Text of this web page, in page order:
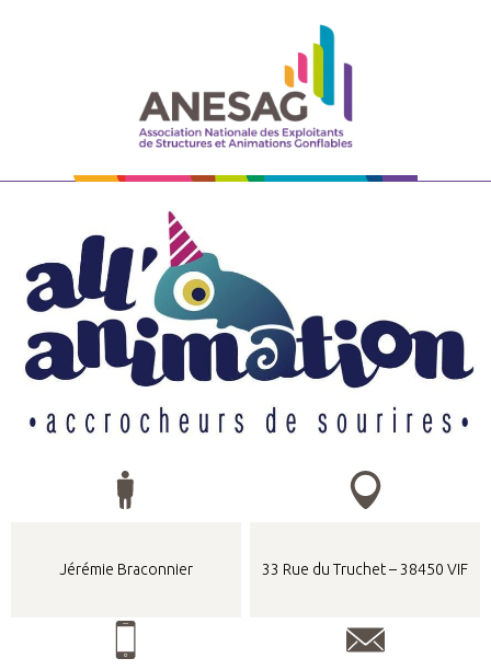
Jérémie Braconnier 33 Rue du Truchet – 38450 VIF